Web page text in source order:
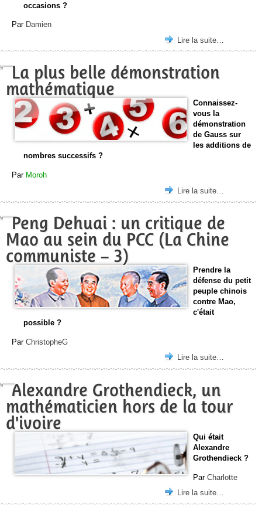
occasions ?
Par Damien
Lire la suite…
La plus belle démonstration
mathématique
Connaissez-
vous la
démonstration
de Gauss sur
les additions de
nombres successifs ?
Par Moroh
Lire la suite…
Peng Dehuai : un critique de
Mao au sein du PCC (La Chine
communiste – 3)
Prendre la
défense du petit
peuple chinois
contre Mao,
c'était
possible ?
Par ChristopheG
Lire la suite…
Alexandre Grothendieck, un
mathématicien hors de la tour
d'ivoire
Qui était
Alexandre
Grothendieck ?
Par Charlotte
Lire la suite…